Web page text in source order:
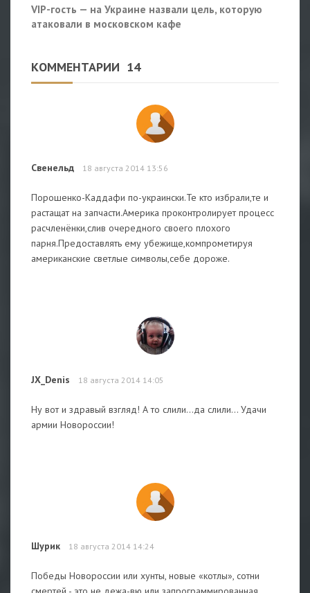
VIP-гость — на Украине назвали цель, которую
атаковали в московском кафе
КОММЕНТАРИИ 14
Свенельд 18 августа 2014 13:56
Порошенко-Каддафи по-украински.Те кто избрали,те и
растащат на запчасти.Америка проконтролирует процесс
расчленёнки,слив очередного своего плохого
парня.Предоставлять ему убежище,компрометируя
американские светлые символы,себе дороже.
JX_Denis 18 августа 2014 14:05
Ну вот и здравый взгляд! А то слили...да слили... Удачи
армии Новороссии!
Шурик 18 августа 2014 14:24
Победы Новороссии или хунты, новые «котлы», сотни